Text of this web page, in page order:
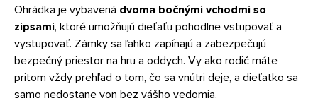
Ohrádka je vybavená dvoma bočnými vchodmi so
zipsami, ktoré umožňujú dieťaťu pohodlne vstupovať a
vystupovať. Zámky sa ľahko zapínajú a zabezpečujú
bezpečný priestor na hru a oddych. Vy ako rodič máte
pritom vždy prehľad o tom, čo sa vnútri deje, a dieťatko sa
samo nedostane von bez vášho vedomia.